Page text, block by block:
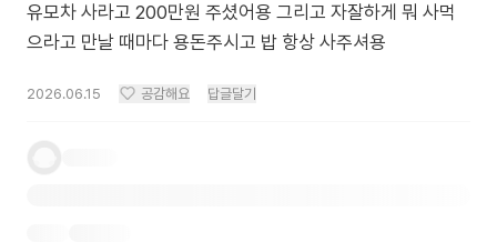
유모차 사라고 200만원 주셨어용 그리고 자잘하게 뭐 사먹
으라고 만날 때마다 용돈주시고 밥 항상 사주셔용
2026.06.15 공감해요 답글달기